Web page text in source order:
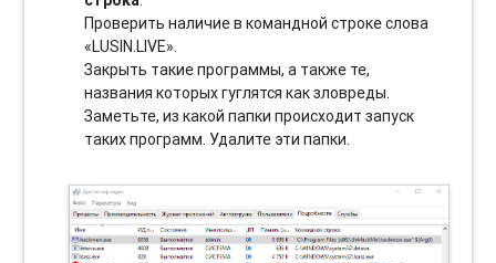
Проверить наличие в командной строке слова
«LUSIN.LIVE».
Закрыть такие программы, а также те,
названия которых гуглятся как зловреды.
Заметьте, из какой папки происходит запуск
таких программ. Удалите эти папки.